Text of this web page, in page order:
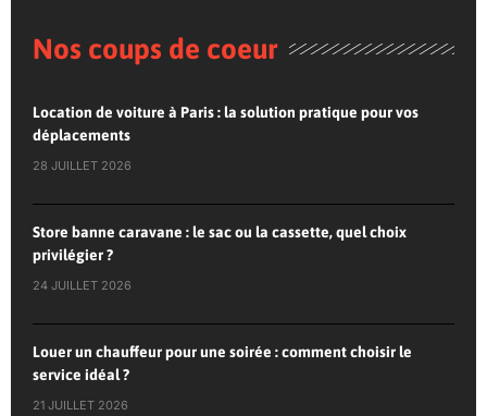
Nos coups de coeur
Location de voiture à Paris : la solution pratique pour vos
déplacements
28 JUILLET 2026
Store banne caravane : le sac ou la cassette, quel choix
privilégier ?
24 JUILLET 2026
Louer un chauffeur pour une soirée : comment choisir le
service idéal ?
21 JUILLET 2026